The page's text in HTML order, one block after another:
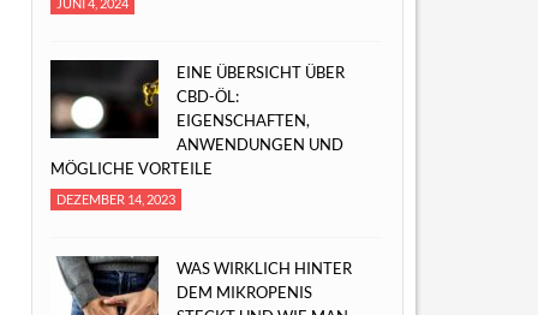
EINE ÜBERSICHT ÜBER
CBD-ÖL:
EIGENSCHAFTEN,
ANWENDUNGEN UND
MÖGLICHE VORTEILE
DEZEMBER 14, 2023
WAS WIRKLICH HINTER
DEM MIKROPENIS